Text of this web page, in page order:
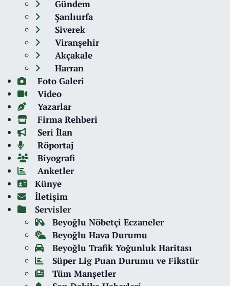
Gündem
Şanlıurfa
Siverek
Viranşehir
Akçakale
Harran
Foto Galeri
Video
Yazarlar
Firma Rehberi
Seri İlan
Röportaj
Biyografi
Anketler
Künye
İletişim
Servisler
Beyoğlu Nöbetçi Eczaneler
Beyoğlu Hava Durumu
Beyoğlu Trafik Yoğunluk Haritası
Süper Lig Puan Durumu ve Fikstür
Tüm Manşetler